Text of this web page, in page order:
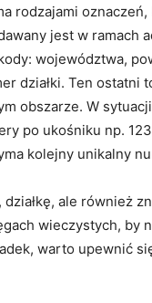
rodzajami
jest w ramach
województwa,
działki. Ten ostatni
obszarze. W
po ukośniku np.
kolejny unikalny
ale również
wieczystych, by
warto upewnić